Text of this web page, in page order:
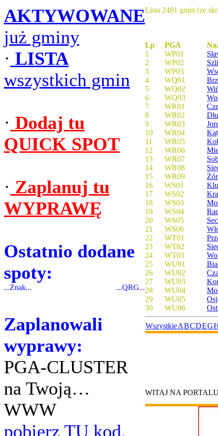
AKTYWOWANE
już gminy
· LISTA
wszystkich gmin
· Dodaj tu
QUICK SPOT
· Zaplanuj tu
WYPRAWĘ
Ostatnio dodane
spoty:
...Znak... ...QRG...
Zaplanowali
wyprawy:
PGA-CLUSTER
na Twoją…
WWW
pobierz TU kod.
Lista 2481 gmin (ze
Lp PGA
1
WP01
2
WP02
3
WP03
4
WQ01
5
WQ02
6
WQ03
7
WR01
8
WR02
9
WR03
10
WR04
11
WR05
12
WR06
13
WR07
14
WR08
15
WR09
16
WS01
17
WS02
18
WS03
19
WS04
20
WS05
21
WS06
22
WT01
23
WT02
24
WT03
25
WU01
26
WU02
27
WU03
28
WU04
29
WU05
30
WU06
WszystkieABCDEG
WITAJ NA